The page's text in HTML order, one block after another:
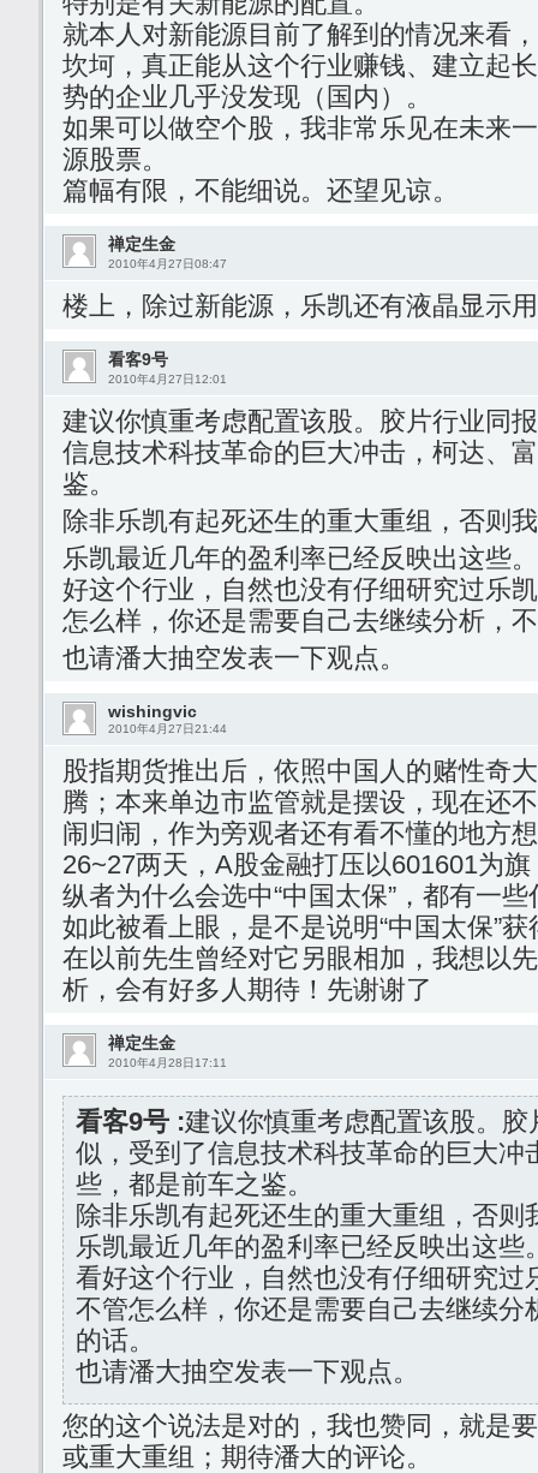
就本人对新能源目前了解到的情况来看
坎坷，真正能从这个行业赚钱、建立起
势的企业几乎没发现（国内）。
如果可以做空个股，我非常乐见在未来
源股票。
篇幅有限，不能细说。还望见谅。
禅定生金
2010年4月27日08:47
楼上，除过新能源，乐凯还有液晶显示
看客9号
2010年4月27日12:01
建议你慎重考虑配置该股。胶片行业同
信息技术科技革命的巨大冲击，柯达、
鉴。
除非乐凯有起死还生的重大重组，否则
乐凯最近几年的盈利率已经反映出这些
好这个行业，自然也没有仔细研究过乐
怎么样，你还是需要自己去继续分析，
也请潘大抽空发表一下观点。
wishingvic
2010年4月27日21:44
股指期货推出后，依照中国人的赌性奇
腾；本来单边市监管就是摆设，现在还
闹归闹，作为旁观者还有看不懂的地方
26~27两天，A股金融打压以601601为
纵者为什么会选中“中国太保”，都有一
如此被看上眼，是不是说明“中国太保”
在以前先生曾经对它另眼相加，我想以
析，会有好多人期待！先谢谢了
禅定生金
2010年4月28日17:11
看客9号 :建议你慎重考虑配置该股。
似，受到了信息技术科技革命的巨大冲
些，都是前车之鉴。
除非乐凯有起死还生的重大重组，否则
乐凯最近几年的盈利率已经反映出这些
看好这个行业，自然也没有仔细研究过
不管怎么样，你还是需要自己去继续分
的话。
也请潘大抽空发表一下观点。
您的这个说法是对的，我也赞同，就是
或重大重组；期待潘大的评论。